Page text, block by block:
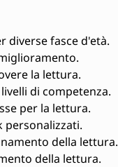
diverse fasce d'età.
la lettura.
di competenza.
per la lettura.
della lettura.
della lettura.